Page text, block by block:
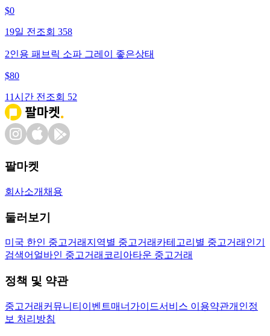
$0
19일 전 조회 358
2인용 패브릭 소파 그레이 좋은상태
$80
11시간 전 조회 52
팔마켓
회사소개 채용
둘러보기
미국 한인 중고거래 지역별 중고거래 카테고리별 중고거래 인기
검색어 얼바인 중고거래 코리아타운 중고거래
정책 및 약관
중고거래 커뮤니티 이벤트매너가이드서비스 이용약관개인정
보 처리방침